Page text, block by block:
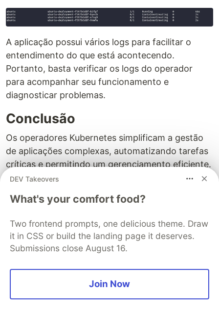
A aplicação possui vários logs para facilitar o
entendimento do que está acontecendo.
Portanto, basta verificar os logs do operador
para acompanhar seu funcionamento e
diagnosticar problemas.
Conclusão
Os operadores Kubernetes simplificam a gestão
de aplicações complexas, automatizando tarefas
críticas e permitindo um gerenciamento eficiente.
Ao integrar o RabbitMQ com um operador
de escalar aplicações de forma inteligente e
confiabilidade do sistema.
Este artigo tem como objetivo demonstrar um
conceitos teóricos e criando um projeto prático
DEV Takeovers
What's your comfort food?
Two frontend prompts, one delicious theme. Draw
it in CSS or build the landing page it deserves.
Submissions close August 16.
Join Now